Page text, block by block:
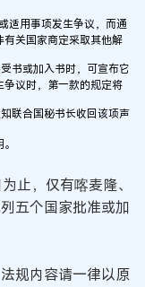
用事项发生争议，而通
关国家商定采取其他解
书或加入书时，可宣布它
议时，第一款的规定将
联合国秘书长收回该项声
明。
，仅有喀麦隆、
五个国家批准或加
规内容请一律以原